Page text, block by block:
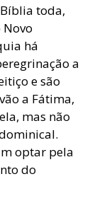
toda,
há
a
e são
a Fátima,
mas não
optar pela
do